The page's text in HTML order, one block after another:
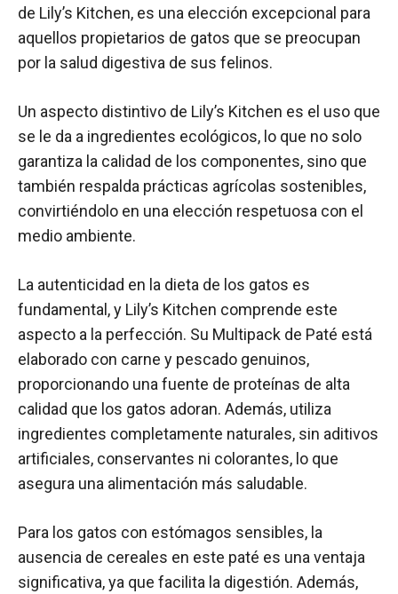
de Lily’s Kitchen, es una elección excepcional para
aquellos propietarios de gatos que se preocupan
por la salud digestiva de sus felinos.
Un aspecto distintivo de Lily’s Kitchen es el uso que
se le da a ingredientes ecológicos, lo que no solo
garantiza la calidad de los componentes, sino que
también respalda prácticas agrícolas sostenibles,
convirtiéndolo en una elección respetuosa con el
medio ambiente.
La autenticidad en la dieta de los gatos es
fundamental, y Lily’s Kitchen comprende este
aspecto a la perfección. Su Multipack de Paté está
elaborado con carne y pescado genuinos,
proporcionando una fuente de proteínas de alta
calidad que los gatos adoran. Además, utiliza
ingredientes completamente naturales, sin aditivos
artificiales, conservantes ni colorantes, lo que
asegura una alimentación más saludable.
Para los gatos con estómagos sensibles, la
ausencia de cereales en este paté es una ventaja
significativa, ya que facilita la digestión. Además,